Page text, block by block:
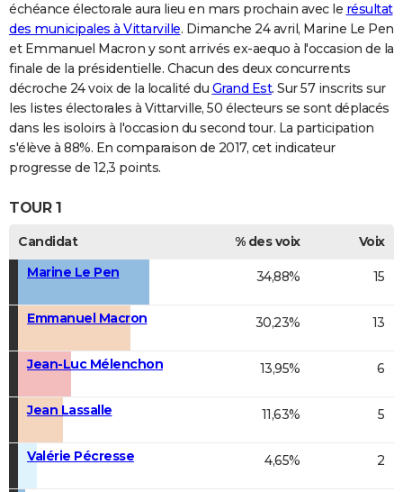
échéance électorale aura lieu en mars prochain avec le résultat
des municipales à Vittarville. Dimanche 24 avril, Marine Le Pen
et Emmanuel Macron y sont arrivés ex-aequo à l'occasion de la
finale de la présidentielle. Chacun des deux concurrents
décroche 24 voix de la localité du Grand Est. Sur 57 inscrits sur
les listes électorales à Vittarville, 50 électeurs se sont déplacés
dans les isoloirs à l'occasion du second tour. La participation
s'élève à 88%. En comparaison de 2017, cet indicateur
progresse de 12,3 points.
TOUR 1
Candidat % des voix
Voix
Marine Le Pen
34,88% 15
Emmanuel Macron 30,23% 13
Jean-Luc Mélenchon 13,95% 6
Jean Lassalle 11,63% 5
Valérie Pécresse 4,65% 2